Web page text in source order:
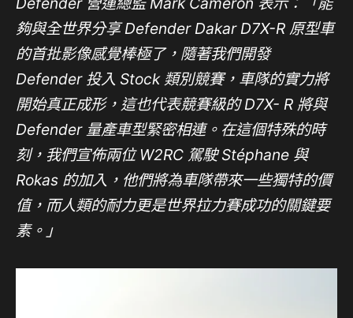
夠與全世界分享 Defender Dakar D7X-R 原型車
的首批影像感覺棒極了，隨著我們開發
Defender 投入 Stock 類別競賽，車隊的實力將
開始真正成形， 這也代表競賽級的D7X- R 將與
Defender 量產車型緊密相連。在這個特殊的時
刻，我們宣佈兩位 W2RC 駕駛 Stéphane 與
Rokas 的加入，他們將為車隊帶來一些獨特的價
值，而人類的耐力更是世界拉力賽成功的關鍵要
素。」